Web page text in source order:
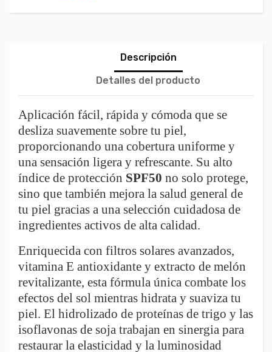
Descripción
Detalles del producto
Aplicación fácil, rápida y cómoda que se
desliza suavemente sobre tu piel,
proporcionando una cobertura uniforme y
una sensación ligera y refrescante. Su alto
índice de protección SPF50 no solo protege,
sino que también mejora la salud general de
tu piel gracias a una selección cuidadosa de
ingredientes activos de alta calidad.
Enriquecida con filtros solares avanzados,
vitamina E antioxidante y extracto de melón
revitalizante, esta fórmula única combate los
efectos del sol mientras hidrata y suaviza tu
piel. El hidrolizado de proteínas de trigo y las
isoflavonas de soja trabajan en sinergia para
restaurar la elasticidad y la luminosidad